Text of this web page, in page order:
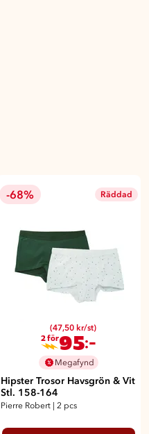
-68% Räddad
(47,50 kr/st)
2 för95:-
Megafynd
Hipster Trosor Havsgrön & Vit
Stl. 158-164
Pierre Robert | 2 pcs